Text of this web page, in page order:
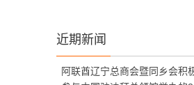
近期新闻
阿联酋辽宁总商会暨同乡会积